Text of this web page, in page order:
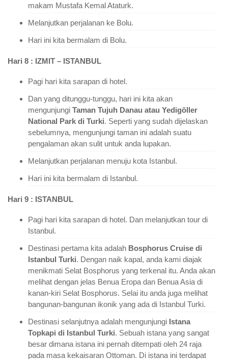
makam Mustafa Kemal Ataturk.
Melanjutkan perjalanan ke Bolu.
Hari ini kita bermalam di Bolu.
Hari 8 : IZMIT – ISTANBUL
Pagi hari kita sarapan di hotel.
Dan yang ditunggu-tunggu, hari ini kita akan
mengunjungi Taman Tujuh Danau atau Yedigöller
National Park di Turki. Seperti yang sudah dijelaskan
sebelumnya, mengunjungi taman ini adalah suatu
pengalaman akan sulit untuk anda lupakan.
Melanjutkan perjalanan menuju kota Istanbul.
Hari ini kita bermalam di Istanbul.
Hari 9 : ISTANBUL
Pagi hari kita sarapan di hotel. Dan melanjutkan tour di
Istanbul.
Destinasi pertama kita adalah Bosphorus Cruise di
Istanbul Turki. Dengan naik kapal, anda kami diajak
menikmati Selat Bosphorus yang terkenal itu. Anda akan
melihat dengan jelas Benua Eropa dan Benua Asia di
kanan-kiri Selat Bosphorus. Selai itu anda juga melihat
bangunan-bangunan ikonik yang ada di Istanbul Turki.
Destinasi selanjutnya adalah mengunjungi Istana
Topkapi di Istanbul Turki. Sebuah istana yang sangat
besar dimana istana ini pernah ditempati oleh 24 raja
pada masa kekaisaran Ottoman. Di istana ini terdapat